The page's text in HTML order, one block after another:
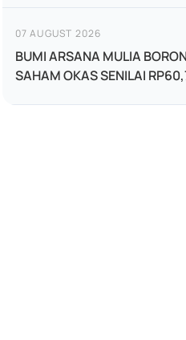
07 AUGUST 2026
BUMI ARSANA MULIA
SAHAM OKAS SENILAI